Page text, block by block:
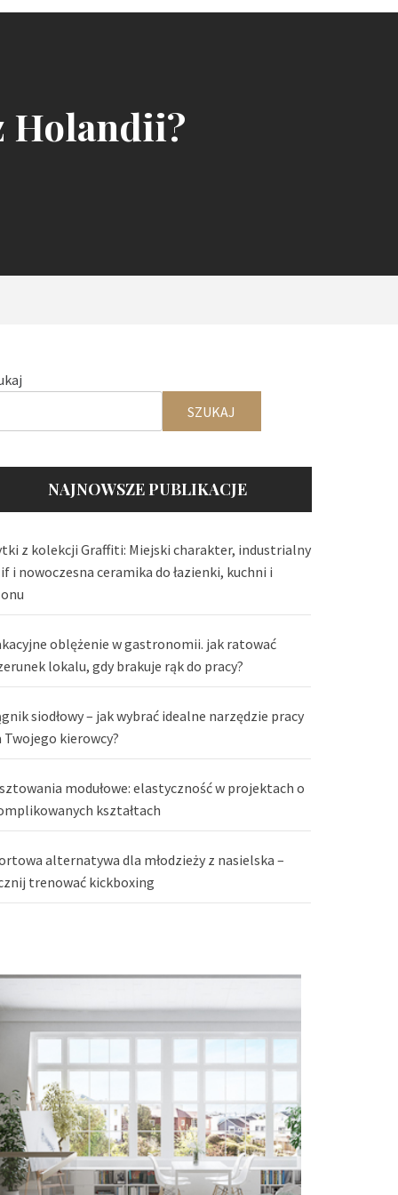
Holandii?
SZUKAJ
NAJNOWSZE PUBLIKACJE
z kolekcji Graffiti: Miejski charakter, industrialny
i nowoczesna ceramika do łazienki, kuchni i
oblężenie w gastronomii. jak ratować
lokalu, gdy brakuje rąk do pracy?
siodłowy – jak wybrać idealne narzędzie pracy
Twojego kierowcy?
modułowe: elastyczność w projektach o
kształtach
alternatywa dla młodzieży z nasielska –
trenować kickboxing